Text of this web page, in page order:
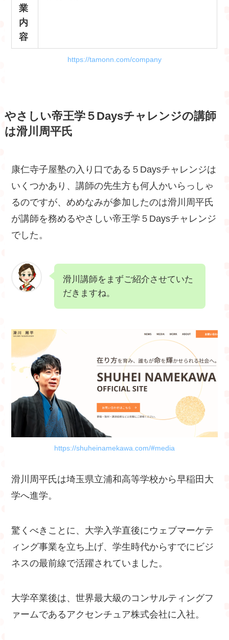
業
内
容
https://tamonn.com/company
やさしい帝王学５Daysチャレンジの講師
は滑川周平氏
康仁寺子屋塾の入り口である５Daysチャレンジは
いくつかあり、講師の先生方も何人かいらっしゃ
るのですが、めめなみが参加したのは滑川周平氏
が講師を務めるやさしい帝王学５Daysチャレンジ
でした。
滑川講師をまずご紹介させていた
だきますね。
https://shuheinamekawa.com/#media
滑川周平氏は埼玉県立浦和高等学校から早稲田大
学へ進学。
驚くべきことに、大学入学直後にウェブマーケテ
ィング事業を立ち上げ、学生時代からすでにビジ
ネスの最前線で活躍されていました。
大学卒業後は、世界最大級のコンサルティングフ
ァームであるアクセンチュア株式会社に入社。